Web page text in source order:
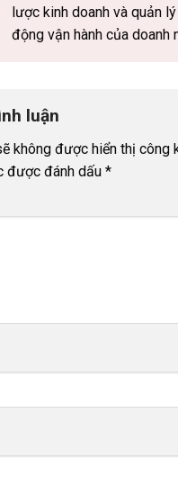
lược kinh doanh và quản
động vận hành của doanh
luận
không được hiển thị công
được đánh dấu *